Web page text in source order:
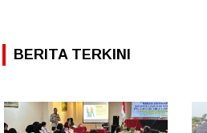
BERITA TERKINI